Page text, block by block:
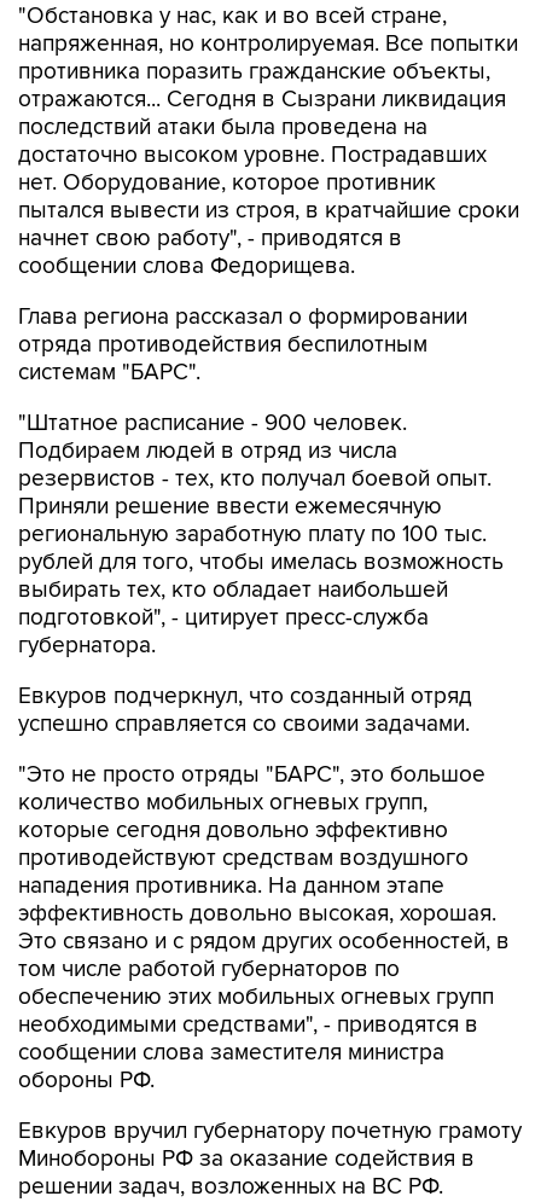
"Обстановка у нас, как и во всей стране,
напряженная, но контролируемая. Все попытки
противника поразить гражданские объекты,
отражаются... Сегодня в Сызрани ликвидация
последствий атаки была проведена на
достаточно высоком уровне. Пострадавших
нет. Оборудование, которое противник
пытался вывести из строя, в кратчайшие сроки
начнет свою работу", - приводятся в
сообщении слова Федорищева.
Глава региона рассказал о формировании
отряда противодействия беспилотным
системам "БАРС".
"Штатное расписание - 900 человек.
Подбираем людей в отряд из числа
резервистов - тех, кто получал боевой опыт.
Приняли решение ввести ежемесячную
региональную заработную плату по 100 тыс.
рублей для того, чтобы имелась возможность
выбирать тех, кто обладает наибольшей
подготовкой", - цитирует пресс-служба
губернатора.
Евкуров подчеркнул, что созданный отряд
успешно справляется со своими задачами.
"Это не просто отряды "БАРС", это большое
количество мобильных огневых групп,
которые сегодня довольно эффективно
противодействуют средствам воздушного
нападения противника. На данном этапе
эффективность довольно высокая, хорошая.
Это связано и с рядом других особенностей, в
том числе работой губернаторов по
обеспечению этих мобильных огневых групп
необходимыми средствами", - приводятся в
сообщении слова заместителя министра
обороны РФ.
Евкуров вручил губернатору почетную грамоту
Минобороны РФ за оказание содействия в
решении задач, возложенных на ВС РФ.